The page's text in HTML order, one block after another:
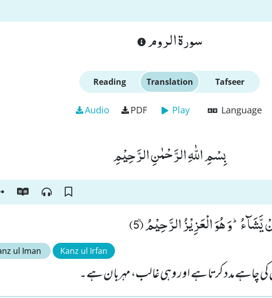
سورة الروم
Reading Translation Tafseer
Audio PDF Play Language
بِسْمِ اللّٰهِ الرَّحْمٰنِ الرَّحِیْمِ
وَ هُوَ الْعَزِیْزُ الرَّحِیْمُۙ (5)
ul Iman Kanz ul Irfan
چاہے مدد کرتا ہے اور وہی غالب، مہربان ہے۔